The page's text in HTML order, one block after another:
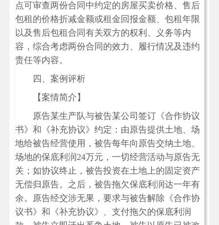
点可审查两份合同中约定的房屋买卖价格、售后
包租的价格折减金额或租金回报金额、包租年限
以及售后包租合同有关双方的权利、义务等内
容，综合考虑两份合同的效力、履行情况及违约
责任等内容。
四、案例评析
【案情简介】
原告某生产队与被告某公司签订《合作协议
书》和《补充协议》约定：由原告提供土地、场
地给被告经营使用，被告每年向原告交纳土地、
场地的保底利润24万元，一切经营活动与原告无
关；如协议终止，被告投资在土地上的固定资产
无偿归原告。之后，被告拖欠保底利润达一年有
余。原告经交涉无果，要求与被告解除《合作协
议书》和《补充协议》、支付拖欠的保底利润